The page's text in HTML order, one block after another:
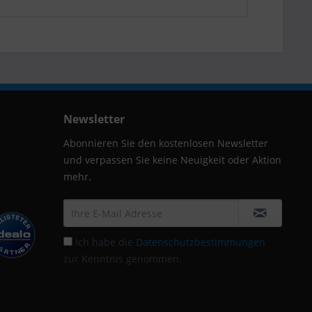
Newsletter
Abonnieren Sie den kostenlosen Newsletter
und verpassen Sie keine Neuigkeit oder Aktion
mehr.
Ich habe die Datenschutzbestimmungen
zur Kenntnis genommen.